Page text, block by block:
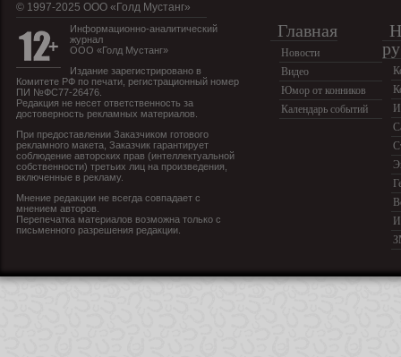
© 1997-2025 OOO «Голд Мустанг»
Информационно-аналитический
журнал
ООО «Голд Мустанг»
Издание зарегистрировано в
Комитете РФ по печати, регистрационный номер
ПИ №ФС77-26476.
Редакция не несет ответственность за
достоверность рекламных материалов.
При предоставлении Заказчиком готового
рекламного макета, Заказчик гарантирует
соблюдение авторских прав (интеллектуальной
собственности) третьих лиц на произведения,
включенные в рекламу.
Мнение редакции не всегда совпадает с
мнением авторов.
Перепечатка материалов возможна только с
письменного разрешения редакции.
Главная
Новости
Видео
Юмор от конников
Календарь событий